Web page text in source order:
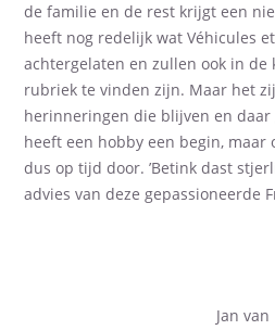
de familie en de rest krijgt een
heeft nog redelijk wat Véhicules
achtergelaten en zullen ook in de
rubriek te vinden zijn. Maar het
herinneringen die blijven en daar
heeft een hobby een begin, maar
dus op tijd door. ’Betink dast
advies van deze gepassioneerde
Jan van